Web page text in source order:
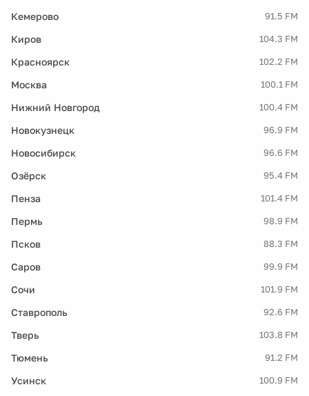
Кемерово 91.5 FM
Киров 104.3 FM
Красноярск 102.2 FM
Москва 100.1 FM
Нижний Новгород 100.4 FM
Новокузнецк 96.9 FM
Новосибирск 96.6 FM
Озёрск 95.4 FM
Пенза 101.4 FM
Пермь 98.9 FM
Псков 88.3 FM
Саров 99.9 FM
Сочи 101.9 FM
Ставрополь 92.6 FM
Тверь 103.8 FM
Тюмень 91.2 FM
Усинск 100.9 FM